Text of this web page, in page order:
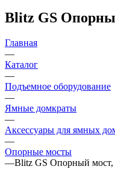
Blitz GS
Главная
—
Каталог
—
Подъемное оборудование
—
Ямные домкраты
—
Аксессуары для ямных
—
Опорные мосты
—Blitz GS Опорный мост,